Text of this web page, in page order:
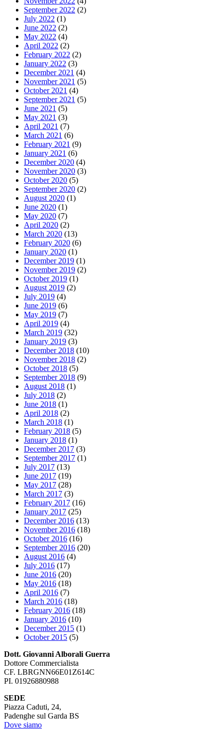
September 2022 (2)
July 2022 (1)
June 2022 (2)
May 2022 (4)
April 2022 (2)
February 2022 (2)
January 2022 (3)
December 2021 (4)
November 2021 (5)
October 2021 (4)
September 2021 (5)
June 2021 (5)
May 2021 (3)
April 2021 (7)
March 2021 (6)
February 2021 (9)
January 2021 (6)
December 2020 (4)
November 2020 (3)
October 2020 (5)
September 2020 (2)
August 2020 (1)
June 2020 (1)
May 2020 (7)
April 2020 (2)
March 2020 (13)
February 2020 (6)
January 2020 (1)
December 2019 (1)
November 2019 (2)
October 2019 (1)
August 2019 (2)
July 2019 (4)
June 2019 (6)
May 2019 (7)
April 2019 (4)
March 2019 (32)
January 2019 (3)
December 2018 (10)
November 2018 (2)
October 2018 (5)
September 2018 (9)
August 2018 (1)
July 2018 (2)
June 2018 (1)
April 2018 (2)
March 2018 (1)
February 2018 (5)
January 2018 (1)
December 2017 (3)
September 2017 (1)
July 2017 (13)
June 2017 (19)
May 2017 (28)
March 2017 (3)
February 2017 (16)
January 2017 (25)
December 2016 (13)
November 2016 (18)
October 2016 (16)
September 2016 (20)
August 2016 (4)
July 2016 (17)
June 2016 (20)
May 2016 (18)
April 2016 (7)
March 2016 (18)
February 2016 (18)
January 2016 (10)
December 2015 (1)
October 2015 (5)
Dott. Giovanni Alborali Guerra
Dottore Commercialista
CF. LBRGNN66E01Z614C
PI. 01926880988
SEDE
Piazza Caduti, 24,
Padenghe sul Garda BS
Dove siamo